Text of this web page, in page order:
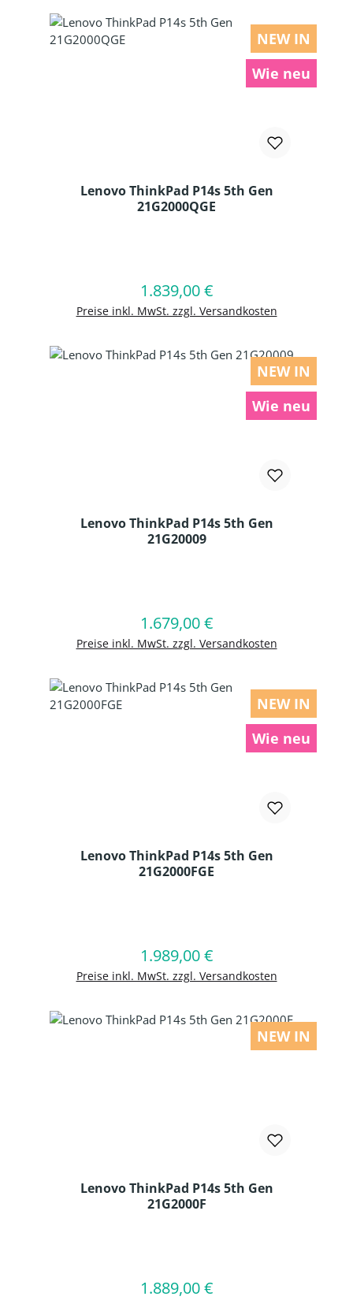
NEW IN
Wie neu
Lenovo ThinkPad P14s 5th Gen
21G2000QGE
Regulärer Preis:
1.839,00 €
Preise inkl. MwSt. zzgl. Versandkosten
In den Warenkorb
NEW IN
Wie neu
Lenovo ThinkPad P14s 5th Gen
21G20009
Regulärer Preis:
1.679,00 €
Preise inkl. MwSt. zzgl. Versandkosten
In den Warenkorb
NEW IN
Wie neu
Lenovo ThinkPad P14s 5th Gen
21G2000FGE
Regulärer Preis:
1.989,00 €
Preise inkl. MwSt. zzgl. Versandkosten
In den Warenkorb
NEW IN
Lenovo ThinkPad P14s 5th Gen
21G2000F
Regulärer Preis:
1.889,00 €
In den Warenkorb